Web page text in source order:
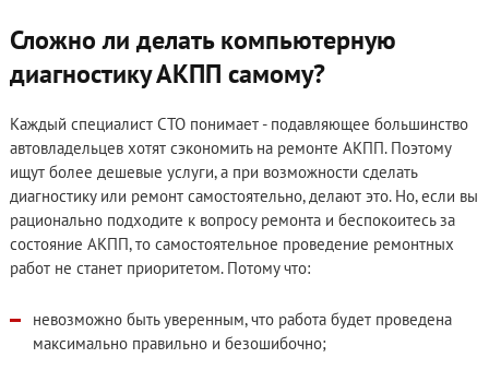
Сложно ли делать компьютерную
диагностику АКПП самому?
Каждый специалист СТО понимает - подавляющее большинство
автовладельцев хотят сэкономить на ремонте АКПП. Поэтому
ищут более дешевые услуги, а при возможности сделать
диагностику или ремонт самостоятельно, делают это. Но, если вы
рационально подходите к вопросу ремонта и беспокоитесь за
состояние АКПП, то самостоятельное проведение ремонтных
работ не станет приоритетом. Потому что:
невозможно быть уверенным, что работа будет проведена
максимально правильно и безошибочно;